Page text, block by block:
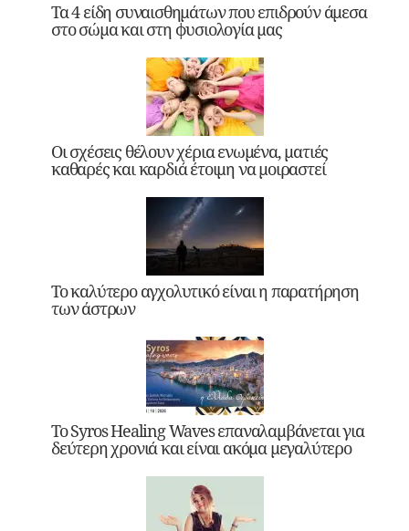
Τα 4 είδη συναισθημάτων που επιδρούν άμεσα
στο σώμα και στη φυσιολογία μας
Οι σχέσεις θέλουν χέρια ενωμένα, ματιές
καθαρές και καρδιά έτοιμη να μοιραστεί
Το καλύτερο αγχολυτικό είναι η παρατήρηση
των άστρων
Το Syros Healing Waves επαναλαμβάνεται για
δεύτερη χρονιά και είναι ακόμα μεγαλύτερο